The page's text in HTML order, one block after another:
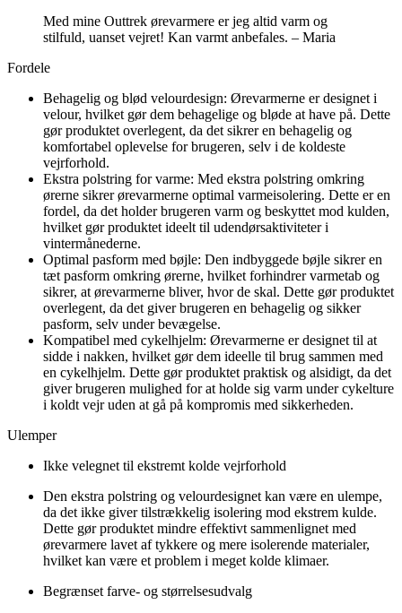
Med mine Outtrek ørevarmere er jeg altid varm og
stilfuld, uanset vejret! Kan varmt anbefales. – Maria
Fordele
Behagelig og blød velourdesign: Ørevarmerne er designet i
velour, hvilket gør dem behagelige og bløde at have på. Dette
gør produktet overlegent, da det sikrer en behagelig og
komfortabel oplevelse for brugeren, selv i de koldeste
vejrforhold.
Ekstra polstring for varme: Med ekstra polstring omkring
ørerne sikrer ørevarmerne optimal varmeisolering. Dette er en
fordel, da det holder brugeren varm og beskyttet mod kulden,
hvilket gør produktet ideelt til udendørsaktiviteter i
vintermånederne.
Optimal pasform med bøjle: Den indbyggede bøjle sikrer en
tæt pasform omkring ørerne, hvilket forhindrer varmetab og
sikrer, at ørevarmerne bliver, hvor de skal. Dette gør produktet
overlegent, da det giver brugeren en behagelig og sikker
pasform, selv under bevægelse.
Kompatibel med cykelhjelm: Ørevarmerne er designet til at
sidde i nakken, hvilket gør dem ideelle til brug sammen med
en cykelhjelm. Dette gør produktet praktisk og alsidigt, da det
giver brugeren mulighed for at holde sig varm under cykelture
i koldt vejr uden at gå på kompromis med sikkerheden.
Ulemper
Ikke velegnet til ekstremt kolde vejrforhold
Den ekstra polstring og velourdesignet kan være en ulempe,
da det ikke giver tilstrækkelig isolering mod ekstrem kulde.
Dette gør produktet mindre effektivt sammenlignet med
ørevarmere lavet af tykkere og mere isolerende materialer,
hvilket kan være et problem i meget kolde klimaer.
Begrænset farve- og størrelsesudvalg